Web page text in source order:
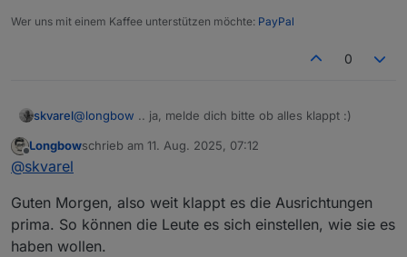
Der Code ist leider zu lang, um ihn hier zu Posten.
TrashHTML.txt
Wer uns mit einem Kaffee unterstützen möchte: PayPal
0
skvarel@longbow .. ja, melde dich bitte ob alles klappt :)
Offline
Longbowschrieb am 11. Aug. 2025, 07:12
zuletzt editiert von
@skvarel
Guten Morgen, also weit klappt es die Ausrichtungen
prima. So können die Leute es sich einstellen, wie sie es
haben wollen.